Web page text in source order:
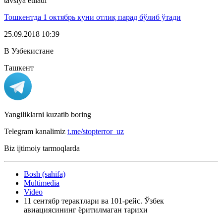
Тошкентда 1 октябрь куни отлиқ парад бўлиб ўтади
25.09.2018 10:39
В Узбекистане
Ташкент
Yangiliklarni kuzatib boring
Telegram kanalimiz t.me/stopterror_uz
Biz ijtimoiy tarmoqlarda
Bosh (sahifa)
Multimedia
Video
11 сентябр терактлари ва 101-рейс. Ўзбек
авиациясининг ёритилмаган тарихи